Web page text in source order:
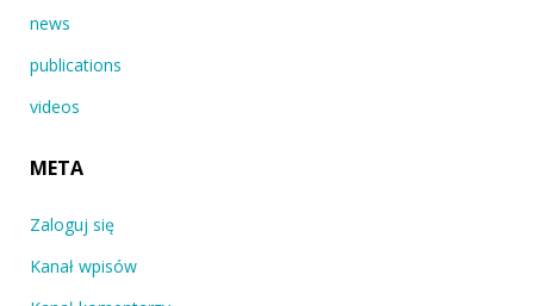
news
publications
videos
META
Zaloguj się
Kanał wpisów